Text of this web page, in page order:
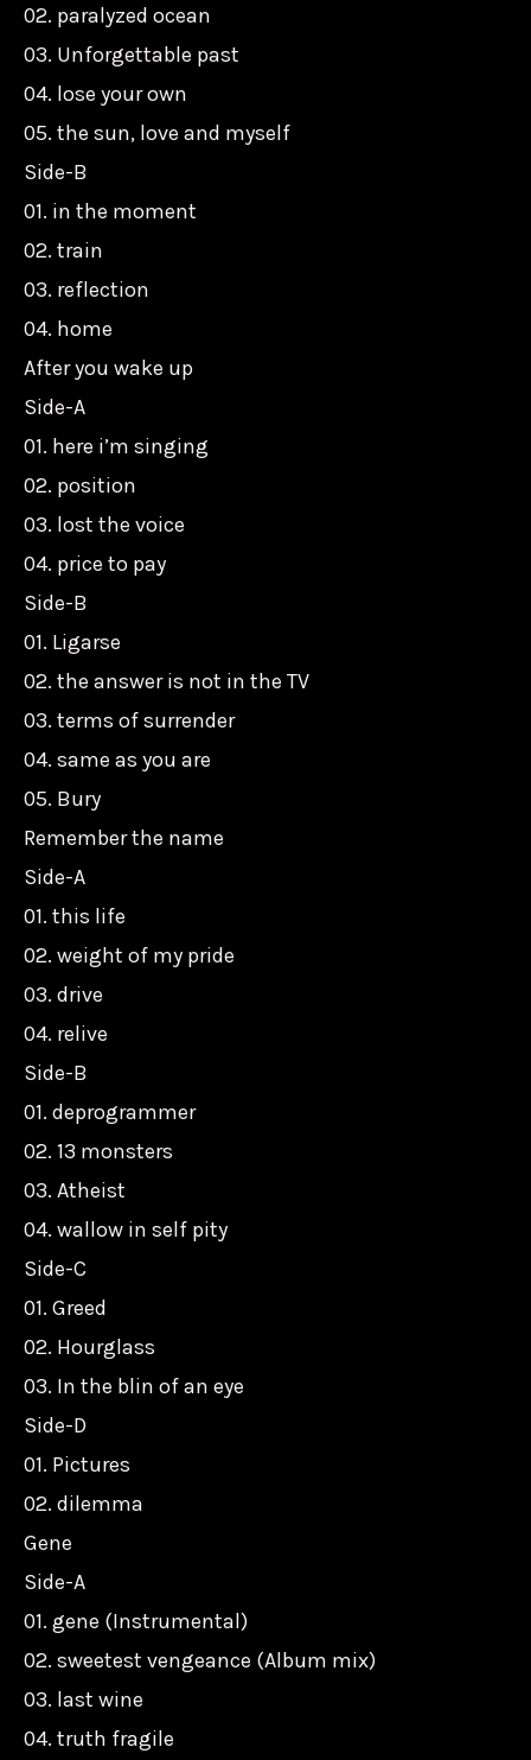
02. paralyzed ocean
03. Unforgettable past
04. lose your own
05. the sun, love and myself
Side-B
01. in the moment
02. train
03. reflection
04. home
After you wake up
Side-A
01. here i’m singing
02. position
03. lost the voice
04. price to pay
Side-B
01. Ligarse
02. the answer is not in the TV
03. terms of surrender
04. same as you are
05. Bury
Remember the name
Side-A
01. this life
02. weight of my pride
03. drive
04. relive
Side-B
01. deprogrammer
02. 13 monsters
03. Atheist
04. wallow in self pity
Side-C
01. Greed
02. Hourglass
03. In the blin of an eye
Side-D
01. Pictures
02. dilemma
Gene
Side-A
01. gene (Instrumental)
02. sweetest vengeance (Album mix)
03. last wine
04. truth fragile